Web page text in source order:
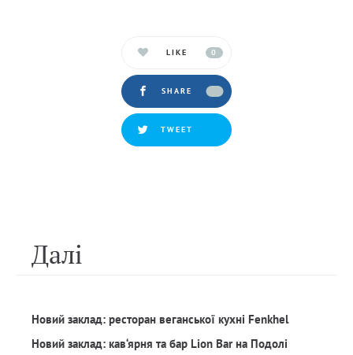
LIKE 0
SHARE
TWEET
Далi
Новий заклад: ресторан веганської кухні Fenkhel
Новий заклад: кав‘ярня та бар Lion Bar на Подолі